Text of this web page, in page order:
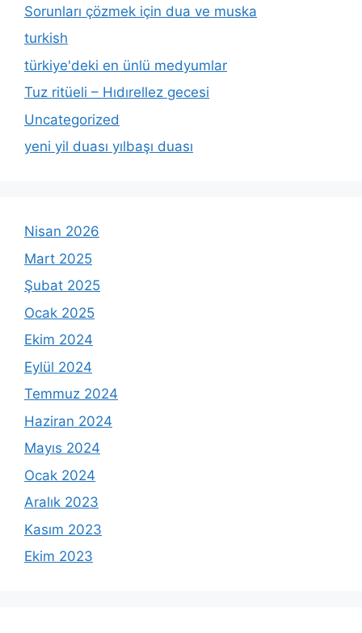
Sorunları çözmek için dua ve muska
turkish
türkiye'deki en ünlü medyumlar
Tuz ritüeli – Hıdırellez gecesi
Uncategorized
yeni yil duası yılbaşı duası
Nisan 2026
Mart 2025
Şubat 2025
Ocak 2025
Ekim 2024
Eylül 2024
Temmuz 2024
Haziran 2024
Mayıs 2024
Ocak 2024
Aralık 2023
Kasım 2023
Ekim 2023